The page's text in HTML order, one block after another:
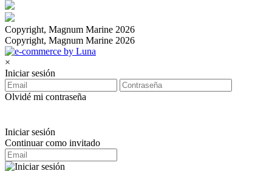
Copyright, Magnum Marine 2026
Copyright, Magnum Marine 2026
×
Iniciar sesión
Olvidé mi contraseña
Iniciar sesión
Continuar como invitado